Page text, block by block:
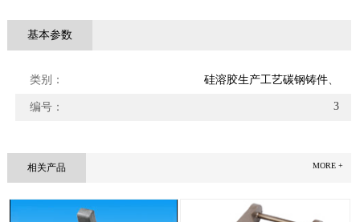
基本参数
类别： 硅溶胶生产工艺碳钢铸件、
编号： 3
相关产品 MORE +